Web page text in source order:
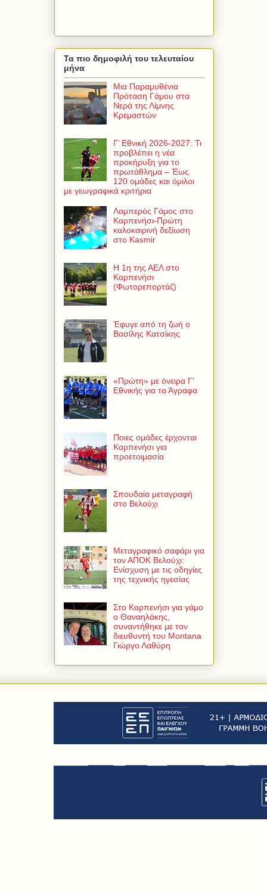
Τα πιο δημοφιλή του τελευταίου
μήνα
Μια Παραμυθένια
Πρόταση Γάμου στα
Νερά της Λίμνης
Κρεμαστών
Γ’ Εθνική 2026-2027: Τι
προβλέπει η νέα
προκήρυξη για το
πρωτάθλημα – Έως
120 ομάδες και όμιλοι
με γεωγραφικά κριτήρια
Λαμπερός Γάμος στο
Καρπενήσι-Πρώτη
καλοκαιρινή δεξίωση
στο Kasmir
Η 1η της ΑΕΛ στο
Καρπενήσι
(Φωτορεπορτάζ)
Έφυγε από τη ζωή ο
Βασίλης Κατσίκης
«Πρώτη» με όνειρα Γ'
Εθνικής για τα Άγραφα
Ποιες ομάδες έρχονται
Καρπενήσι για
προετοιμασία
Σπουδαία μεταγραφή
στο Βελούχι
Μεταγραφικό σαφάρι για
τον ΑΠΟΚ Βελούχι:
Ενίσχυση με τις οδηγίες
της τεχνικής ηγεσίας
Στο Καρπενήσι για γάμο
ο Θαναηλάκης,
συναντήθηκε με τον
διευθυντή του Montana
Γιώργο Λαθύρη